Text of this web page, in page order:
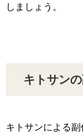
しましょう。
キトサン
キトサンによる